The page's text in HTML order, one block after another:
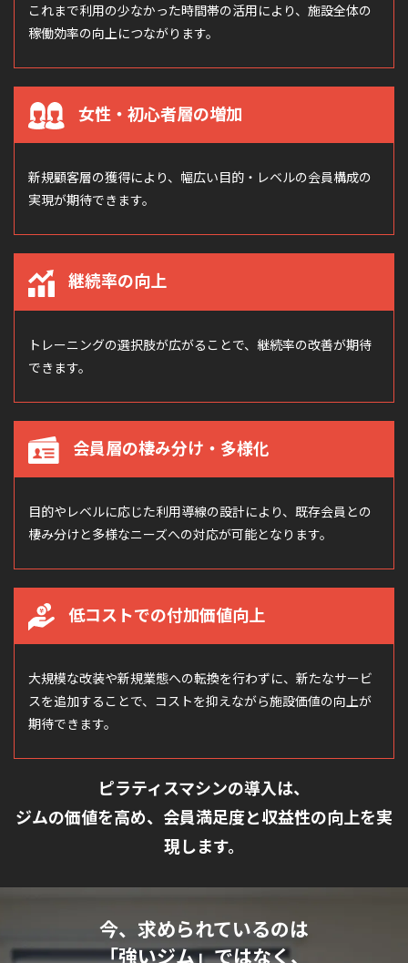
これまで利用の少なかった時間帯の活用により、施設全体の
稼働効率の向上につながります。
女性・初心者層の増加
新規顧客層の獲得により、幅広い目的・レベルの会員構成の
実現が期待できます。
継続率の向上
トレーニングの選択肢が広がることで、継続率の改善が期待
できます。
会員層の棲み分け・多様化
目的やレベルに応じた利用導線の設計により、既存会員との
棲み分けと多様なニーズへの対応が可能となります。
低コストでの付加価値向上
大規模な改装や新規業態への転換を行わずに、新たなサービ
スを追加することで、コストを抑えながら施設価値の向上が
期待できます。
ピラティスマシンの導入は、
ジムの価値を高め、会員満足度と収益性の向上を実
現します。
今、求められているのは
「強いジム」ではなく、